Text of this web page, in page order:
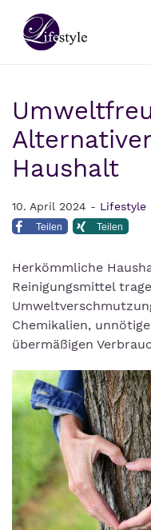
Haushalt
10. April 2024 - Lifestyle
Teilen Teilen
Herkömmliche
Reinigungsmittel
Chemikalien,
übermäßigen